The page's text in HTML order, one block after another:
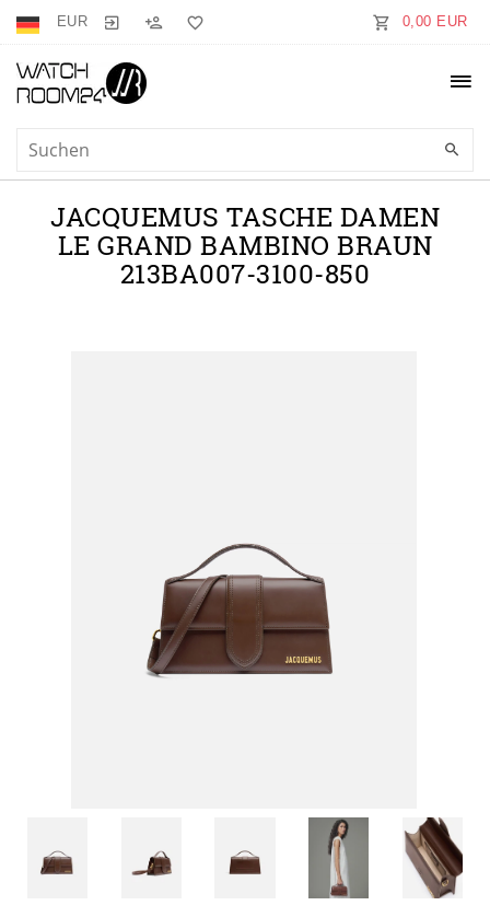
EUR 0,00 EUR
JACQUEMUS TASCHE DAMEN
LE GRAND BAMBINO BRAUN
213BA007-3100-850